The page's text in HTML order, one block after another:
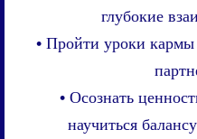
глубокие
• Пройти уроки кармы
• Осознать
научиться